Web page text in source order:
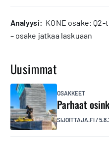
analyysi: KONE osake:
– osake jatkaa laskuaan
Uusimmat
OSAKKEET
Parhaat
SIJOITTAJA.FI/